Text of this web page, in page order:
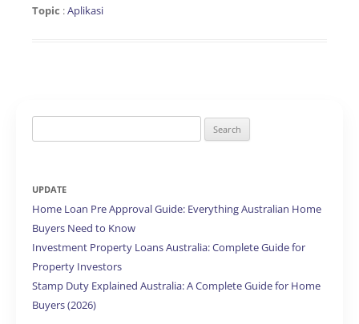
Topic :Aplikasi
for:
UPDATE
Home Loan Pre Approval Guide: Everything Australian Home
Buyers Need to Know
Investment Property Loans Australia: Complete Guide for
Property Investors
Stamp Duty Explained Australia: A Complete Guide for Home
Buyers (2026)